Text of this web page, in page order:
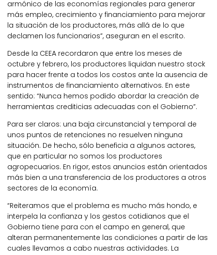
armónico de las economías regionales para generar
más empleo, crecimiento y financiamiento para mejorar
la situación de los productores, más allá de lo que
declamen los funcionarios”, aseguran en el escrito.
Desde la CEEA recordaron que entre los meses de
octubre y febrero, los productores liquidan nuestro stock
para hacer frente a todos los costos ante la ausencia de
instrumentos de financiamiento alternativos. En este
sentido: “Nunca hemos podido abordar la creación de
herramientas crediticias adecuadas con el Gobierno”.
Para ser claros: una baja circunstancial y temporal de
unos puntos de retenciones no resuelven ninguna
situación. De hecho, sólo beneficia a algunos actores,
que en particular no somos los productores
agropecuarios. En rigor, estos anuncios están orientados
más bien a una transferencia de los productores a otros
sectores de la economía.
“Reiteramos que el problema es mucho más hondo, e
interpela la confianza y los gestos cotidianos que el
Gobierno tiene para con el campo en general, que
alteran permanentemente las condiciones a partir de las
cuales llevamos a cabo nuestras actividades. La